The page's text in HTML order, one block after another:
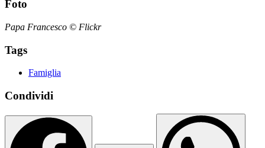
Foto
Papa Francesco © Flickr
Tags
Famiglia
Condividi